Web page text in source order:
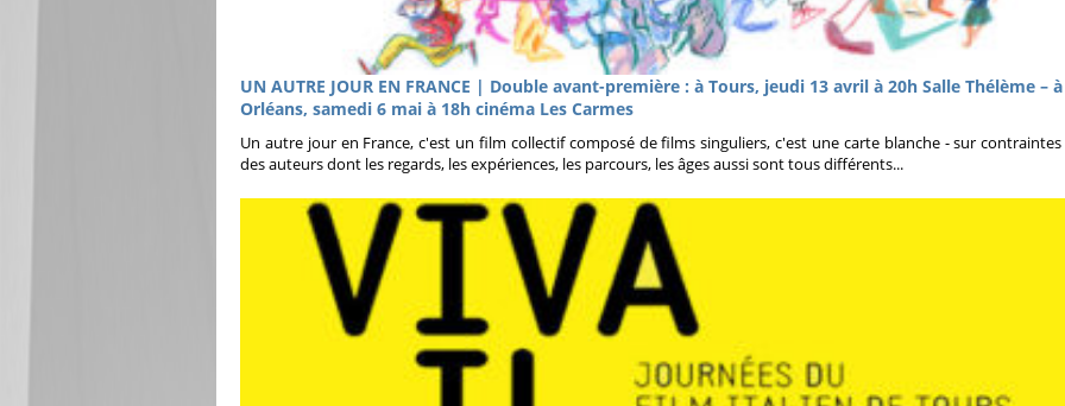
UN AUTRE JOUR EN FRANCE | Double avant-première : à Tours, jeudi 13 avril à 20h Salle Thélème – à
Orléans, samedi 6 mai à 18h cinéma Les Carmes
Un autre jour en France, c'est un film collectif composé de films singuliers, c'est une carte blanche - sur contraintes
des auteurs dont les regards, les expériences, les parcours, les âges aussi sont tous différents...